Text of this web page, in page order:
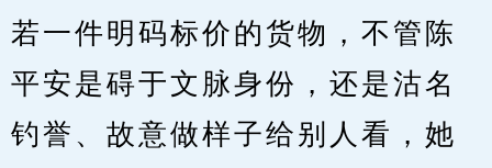
若一件明码标价的货物，不管陈
平安是碍于文脉身份，还是沽名
钓誉、故意做样子给别人看，她